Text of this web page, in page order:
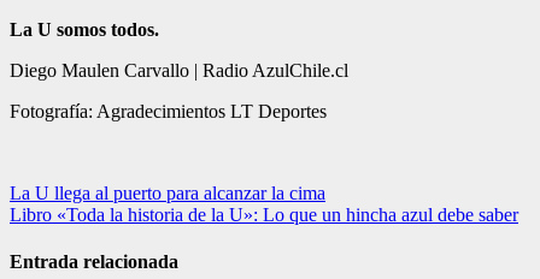
La U somos todos.
Diego Maulen Carvallo | Radio AzulChile.cl
Fotografía: Agradecimientos LT Deportes
Navegación
de
entradas
La U llega al puerto para alcanzar la cima
Libro «Toda la historia de la U»: Lo que un hincha azul debe saber
Entrada relacionada